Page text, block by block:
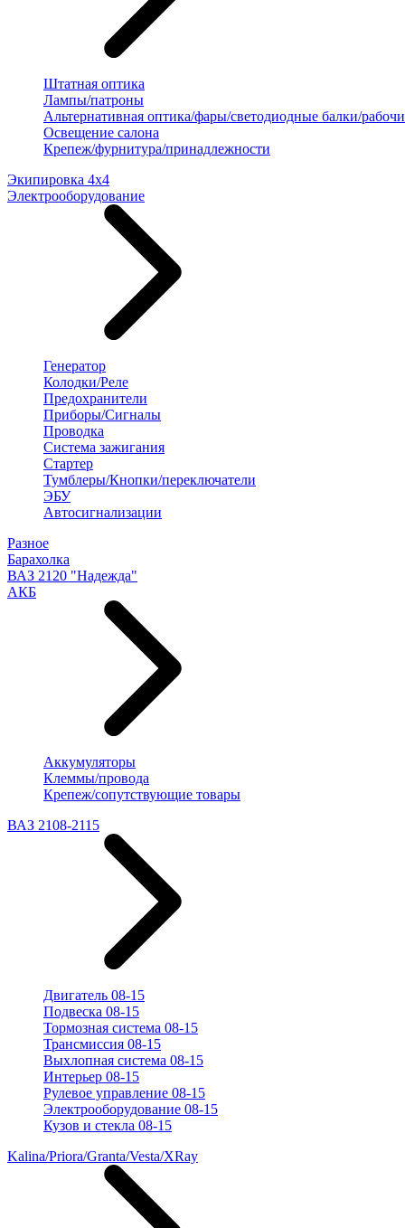
Штатная оптика
Лампы/патроны
Альтернативная оптика/фары/светодиодные балки/
Освещение салона
Крепеж/фурнитура/принадлежности
Экипировка 4х4
Электрооборудование
Генератор
Колодки/Реле
Предохранители
Приборы/Сигналы
Проводка
Система зажигания
Стартер
Тумблеры/Кнопки/переключатели
ЭБУ
Автосигнализации
Разное
Барахолка
ВАЗ 2120 "Надежда"
АКБ
Аккумуляторы
Клеммы/провода
Крепеж/сопутствующие товары
ВАЗ 2108-2115
Двигатель 08-15
Подвеска 08-15
Тормозная система 08-15
Трансмиссия 08-15
Выхлопная система 08-15
Интерьер 08-15
Рулевое управление 08-15
Электрооборудование 08-15
Кузов и стекла 08-15
Kalina/Priora/Granta/Vesta/XRay